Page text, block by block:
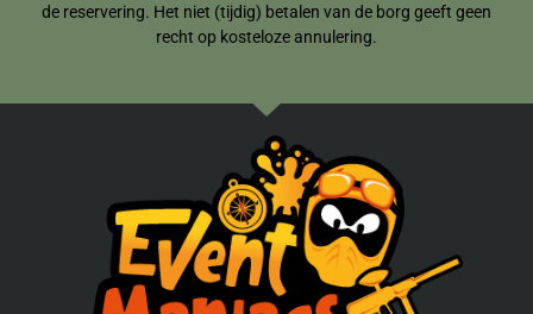
de reservering. Het niet (tijdig) betalen van de borg geeft geen
recht op kosteloze annulering.